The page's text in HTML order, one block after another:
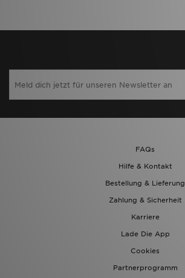
FAQs
Hilfe & Kontakt
Bestellung & Lieferung
Zahlung & Sicherheit
Karriere
Lade Die App
Cookies
Partnerprogramm